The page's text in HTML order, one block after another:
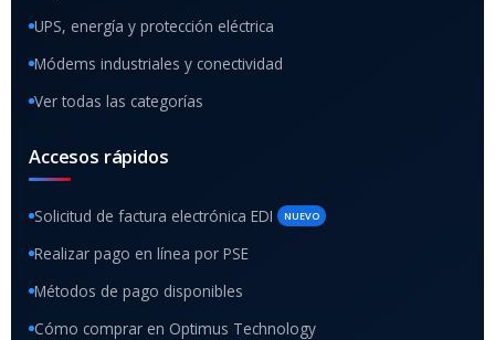
UPS, energía y protección eléctrica
Módems industriales y conectividad
Ver todas las categorías
Accesos rápidos
Solicitud de factura electrónica EDI NUEVO
Realizar pago en línea por PSE
Métodos de pago disponibles
Cómo comprar en Optimus Technology